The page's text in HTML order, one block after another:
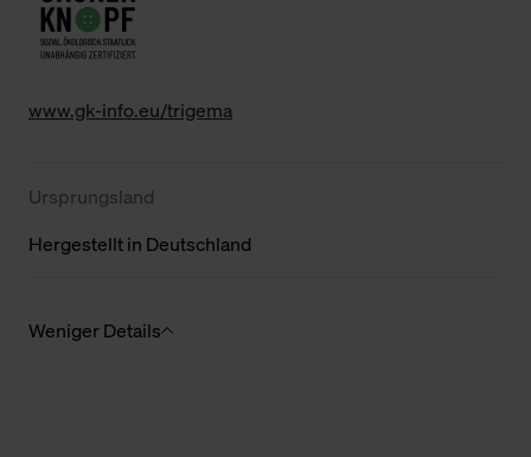
www.gk-info.eu/trigema
Ursprungsland
Hergestellt in Deutschland
Weniger Details